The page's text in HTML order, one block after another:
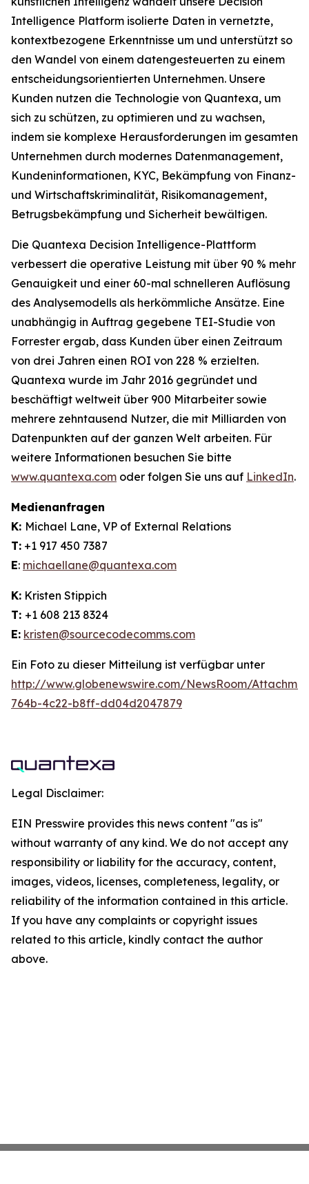
Intelligence Platform isolierte Daten in vernetzte,
kontextbezogene Erkenntnisse um und unterstützt so
den Wandel von einem datengesteuerten zu einem
entscheidungsorientierten Unternehmen. Unsere
Kunden nutzen die Technologie von Quantexa, um
sich zu schützen, zu optimieren und zu wachsen,
indem sie komplexe Herausforderungen im gesamten
Unternehmen durch modernes Datenmanagement,
Kundeninformationen, KYC, Bekämpfung von Finanz-
und Wirtschaftskriminalität, Risikomanagement,
Betrugsbekämpfung und Sicherheit bewältigen.
Die Quantexa Decision Intelligence-Plattform
verbessert die operative Leistung mit über 90 % mehr
Genauigkeit und einer 60-mal schnelleren Auflösung
des Analysemodells als herkömmliche Ansätze. Eine
unabhängig in Auftrag gegebene TEI-Studie von
Forrester ergab, dass Kunden über einen Zeitraum
von drei Jahren einen ROI von 228 % erzielten.
Quantexa wurde im Jahr 2016 gegründet und
beschäftigt weltweit über 900 Mitarbeiter sowie
mehrere zehntausend Nutzer, die mit Milliarden von
Datenpunkten auf der ganzen Welt arbeiten. Für
weitere Informationen besuchen Sie bitte
www.quantexa.com oder folgen Sie uns auf LinkedIn.
Medienanfragen
K: Michael Lane, VP of External Relations
T: +1 917 450 7387
E: michaellane@quantexa.com
K: Kristen Stippich
T: +1 608 213 8324
E: kristen@sourcecodecomms.com
Ein Foto zu dieser Mitteilung ist verfügbar unter
http://www.globenewswire.com/NewsRoom/
764b-4c22-b8ff-dd04d2047879
Legal Disclaimer:
EIN Presswire provides this news content "as is"
without warranty of any kind. We do not accept any
responsibility or liability for the accuracy, content,
images, videos, licenses, completeness, legality, or
reliability of the information contained in this article.
If you have any complaints or copyright issues
related to this article, kindly contact the author
above.